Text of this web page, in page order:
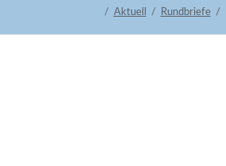
Aktuell Rundbriefe